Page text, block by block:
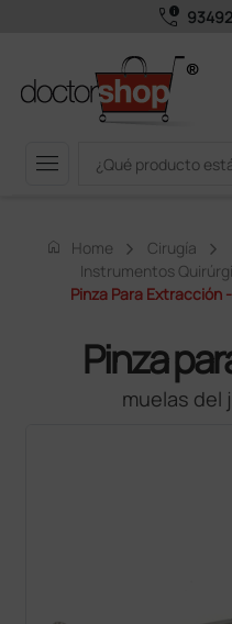
call_quality
menu
home Home Cirugía
Instrumentos
Pinza Para Extracción
Pinza
muelas del